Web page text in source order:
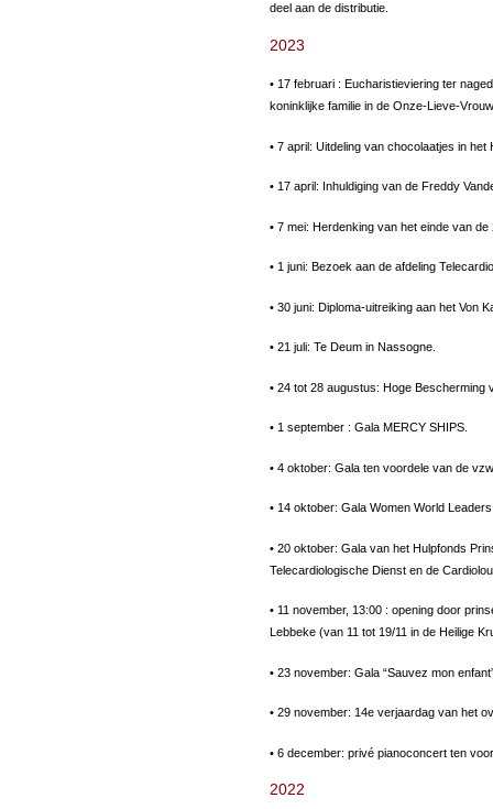
deel aan de distributie.
2023
• 17 februari : Eucharistieviering ter
koninklijke familie in de Onze-Lieve-
• 7 april: Uitdeling van chocolaatjes in
• 17 april: Inhuldiging van de Freddy
• 7 mei: Herdenking van het einde van
• 1 juni: Bezoek aan de afdeling
• 30 juni: Diploma-uitreiking aan het Von
• 21 juli: Te Deum in Nassogne.
• 24 tot 28 augustus: Hoge Bescherming
• 1 september : Gala MERCY SHIPS.
• 4 oktober: Gala ten voordele van de
• 14 oktober: Gala Women World
• 20 oktober: Gala van het Hulpfonds
Telecardiologische Dienst en de
• 11 november, 13:00 : opening door
Lebbeke (van 11 tot 19/11 in de Heilige
• 23 november: Gala “Sauvez mon
• 29 november: 14e verjaardag van het
• 6 december: privé pianoconcert ten
2022